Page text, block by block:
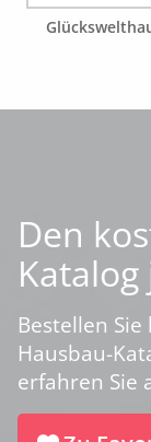
Den
Bestellen
Hausbau-
erfahren Sie